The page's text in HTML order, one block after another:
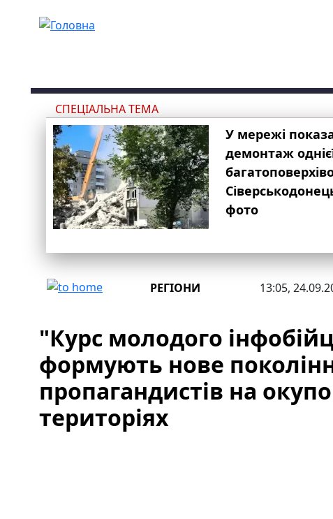
СПЕЦІАЛЬНА ТЕМА
У мережі
демонтаж
фото
РЕГІОНИ 13:05,
"Курс молодого
формують нове
пропагандистів на
територіях